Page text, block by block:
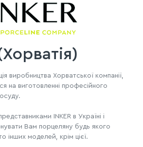
виробництва Хорватської компанії,
на виготовленні професійного
INKER в Україні і
Вам порцеляну будь якого
інших моделей, крім цієї.